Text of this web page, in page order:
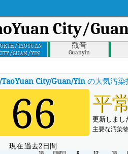
City/
taoyuan
guan/yin
觀音
Guanyin
City/Guan/Yinの大気汚染
66 平
更新しまし
主要な汚染
現在過去2日間